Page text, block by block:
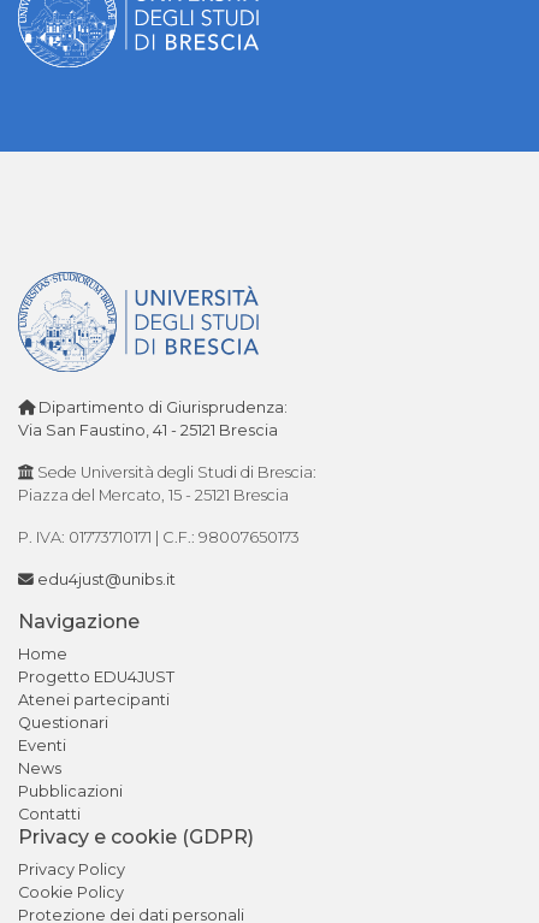
Dipartimento di Giurisprudenza:
Via San Faustino, 41 - 25121 Brescia
Sede Università degli Studi di Brescia:
Piazza del Mercato, 15 - 25121 Brescia
P. IVA: 01773710171 | C.F.: 98007650173
edu4just@unibs.it
Navigazione
Home
Progetto EDU4JUST
Atenei partecipanti
Questionari
Eventi
News
Pubblicazioni
Contatti
Privacy e cookie (GDPR)
Privacy Policy
Cookie Policy
Protezione dei dati personali